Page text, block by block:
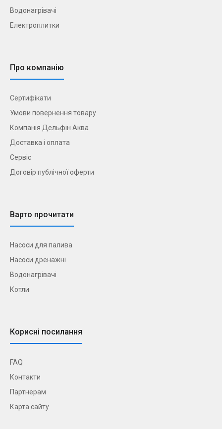
Водонагрівачі
Електроплитки
Про компанію
Сертифікати
Умови повернення товару
Компанія Дельфін Аква
Доставка і оплата
Сервіс
Договір публічної оферти
Варто прочитати
Насоси для палива
Насоси дренажні
Водонагрівачі
Котли
Корисні посилання
FAQ
Контакти
Партнерам
Карта сайту